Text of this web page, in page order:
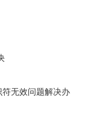
无效问题解决办